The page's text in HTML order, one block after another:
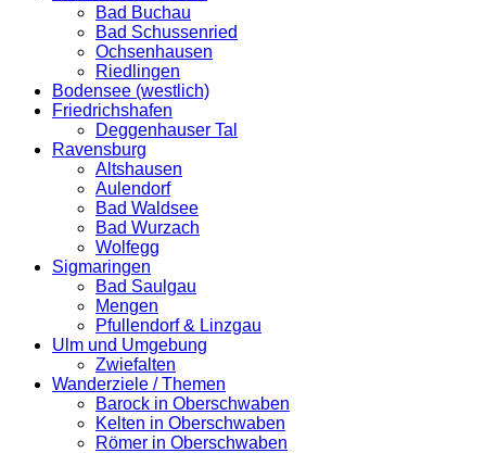
Bad Buchau
Bad Schussenried
Ochsenhausen
Riedlingen
Bodensee (westlich)
Friedrichshafen
Deggenhauser Tal
Ravensburg
Altshausen
Aulendorf
Bad Waldsee
Bad Wurzach
Wolfegg
Sigmaringen
Bad Saulgau
Mengen
Pfullendorf & Linzgau
Ulm und Umgebung
Zwiefalten
Wanderziele / Themen
Barock in Oberschwaben
Kelten in Oberschwaben
Römer in Oberschwaben